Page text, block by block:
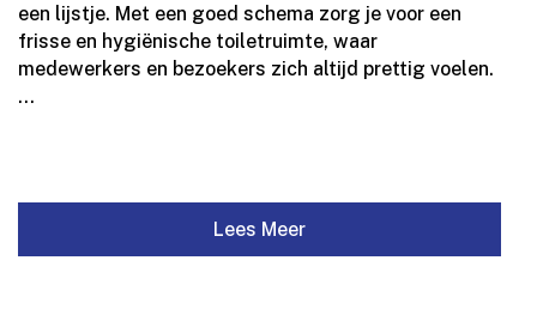
een lijstje.​ Met een goed schema zorg je voor een
frisse en hygiënische toiletruimte, waar
medewerkers en bezoekers zich altijd prettig voelen.​
...
Lees Meer